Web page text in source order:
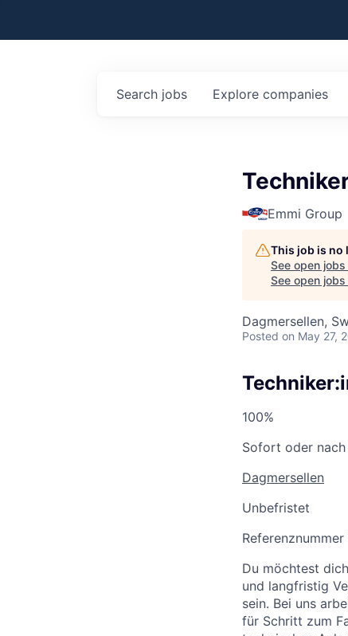
Search jobs Explore companies
Emmi Group
This job is no
See open
See open
Dagmersellen,
Posted on May 27,
100%
Sofort oder nach
Dagmersellen
Unbefristet
Referenznummer
Du möchtest
und langfristig
sein. Bei uns
für Schritt zum